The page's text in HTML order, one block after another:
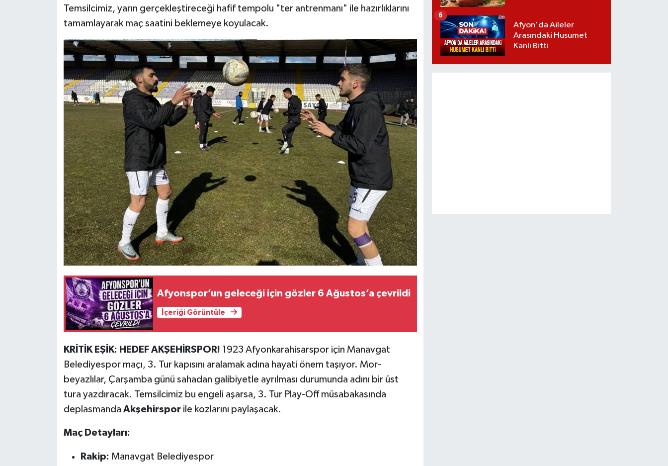
Temsilcimiz, yarın gerçekleştireceği hafif tempolu "ter antrenmanı" ile hazırlıklarını
tamamlayarak maç saatini beklemeye koyulacak.
Afyonspor’un geleceği için gözler 6 Ağustos’a çevrildi
İçeriği Görüntüle
KRİTİK EŞİK: HEDEF AKŞEHİRSPOR! 1923 Afyonkarahisarspor için Manavgat
Belediyespor maçı, 3. Tur kapısını aralamak adına hayati önem taşıyor. Mor-
beyazlılar, Çarşamba günü sahadan galibiyetle ayrılması durumunda adını bir üst
tura yazdıracak. Temsilcimiz bu engeli aşarsa, 3. Tur Play-Off müsabakasında
deplasmanda Akşehirsporile kozlarını paylaşacak.
Maç Detayları:
Rakip: Manavgat Belediyespor
Afyon'da Aileler
Arasındaki Husumet
Kanlı Bitti
6